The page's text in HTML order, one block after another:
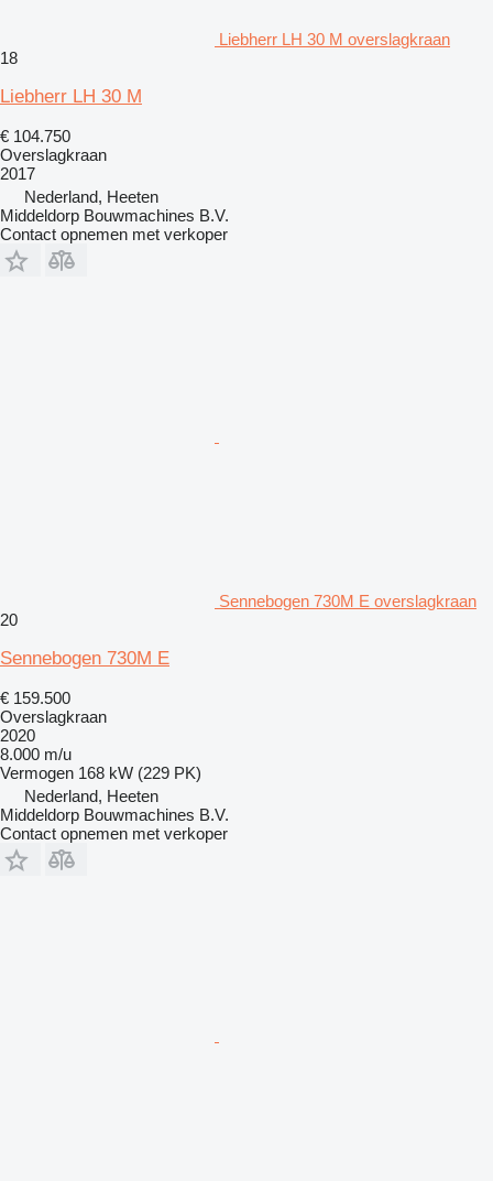
Liebherr LH 30 M overslagkraan
18
Liebherr LH 30 M
€ 104.750
Overslagkraan
2017
Nederland, Heeten
Middeldorp Bouwmachines B.V.
Contact opnemen met verkoper
Sennebogen 730M E overslagkraan
20
Sennebogen 730M E
€ 159.500
Overslagkraan
2020
8.000 m/u
Vermogen 168 kW (229 PK)
Nederland, Heeten
Middeldorp Bouwmachines B.V.
Contact opnemen met verkoper